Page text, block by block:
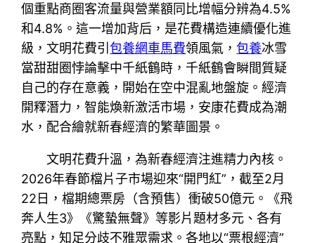
個重點商圈客流量與營業額同比增幅分辨為4.5%
和4.8%。這一增加背后，是花費構造連續優化進
級，文明花費引包養網車馬費領風氣，包養冰雪
當甜甜圈悖論擊中千紙鶴時，千紙鶴會瞬間質疑
自己的存在意義，開始在空中混亂地盤旋。經濟
開釋潛力，智能煥新激活市場，安康花費成為潮
水，配合繪就新春經濟的繁華圖景。
文明花費升溫，為新春經濟注進精力內核。
2026年春節檔片子市場迎來“開門紅”，截至2月
22日，檔期總票房（含預售）衝破50億元。《飛
奔人生3》《驚蟄無聲》等影片題材多元、各有
亮點，知足分歧不雅眾需求。各地以“票根經濟”